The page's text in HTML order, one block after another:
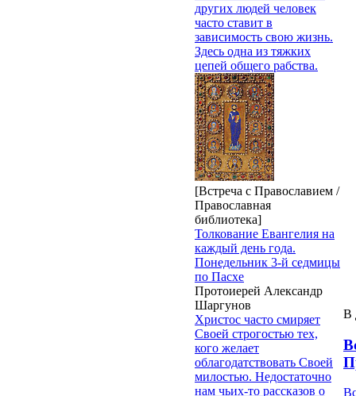
других людей человек
часто ставит в
зависимость свою жизнь.
Здесь одна из тяжких
цепей общего рабства.
[Встреча с Православием /
Православная
библиотека]
Толкование Евангелия на
каждый день года.
Понедельник 3-й седмицы
по Пасхе
Протоиерей Александр
Шаргунов
Христос часто смиряет
Своей строгостью тех,
кого желает
облагодатствовать Своей
милостью. Недостаточно
нам чьих-то рассказов о
В